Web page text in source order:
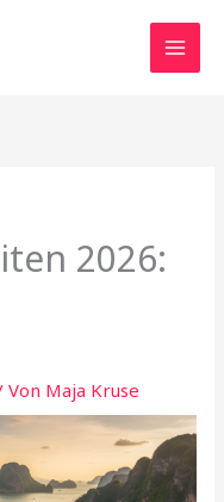
2026:
Von Maja Kruse